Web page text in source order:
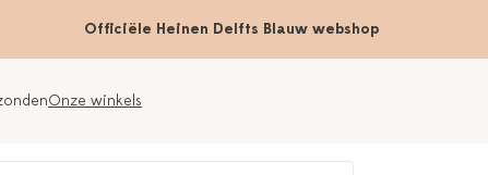
Officiële Heinen Delfts Blauw webshop
Onze winkels